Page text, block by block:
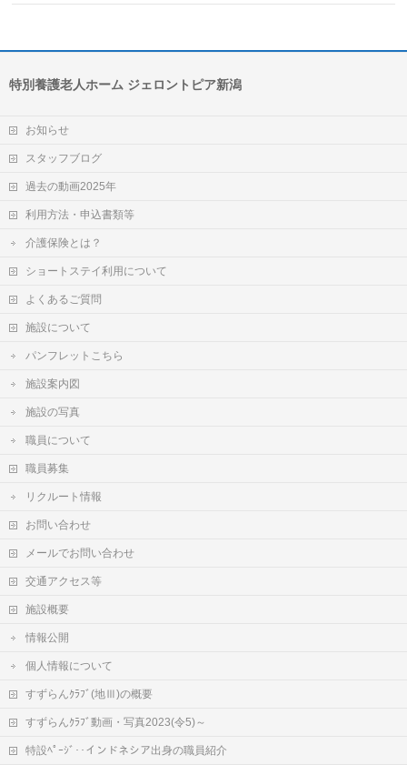
特別養護老人ホーム ジェロントピア新潟
お知らせ
スタッフブログ
過去の動画2025年
利用方法・申込書類等
介護保険とは？
ショートステイ利用について
よくあるご質問
施設について
パンフレットこちら
施設案内図
施設の写真
職員について
職員募集
リクルート情報
お問い合わせ
メールでお問い合わせ
交通アクセス等
施設概要
情報公開
個人情報について
すずらんｸﾗﾌﾞ(地Ⅲ)の概要
すずらんｸﾗﾌﾞ動画・写真2023(令5)～
特設ﾍﾟｰｼﾞ‥インドネシア出身の職員紹介